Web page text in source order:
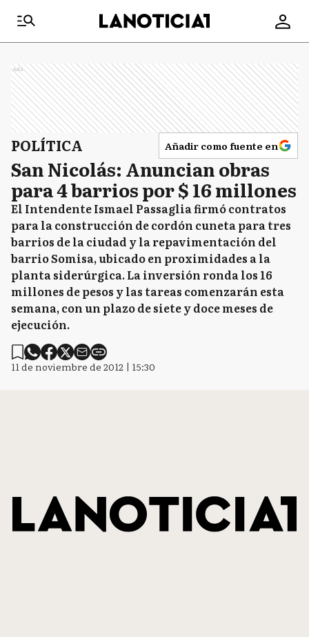
Ads
POLÍTICA Añadir como fuente en
San Nicolás: Anuncian obras
para 4 barrios por $ 16 millones
El Intendente Ismael Passaglia firmó contratos
para la construcción de cordón cuneta para tres
barrios de la ciudad y la repavimentación del
barrio Somisa, ubicado en proximidades a la
planta siderúrgica. La inversión ronda los 16
millones de pesos y las tareas comenzarán esta
semana, con un plazo de siete y doce meses de
ejecución.
11 de noviembre de 2012 | 15:30